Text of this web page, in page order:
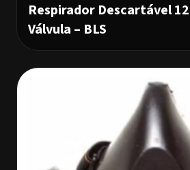
Respirador Descartável
Válvula – BLS